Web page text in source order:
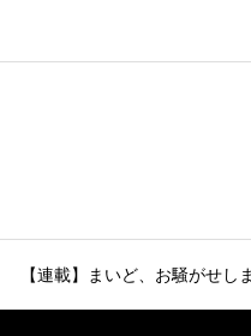
【連載】まいど、お騒がせ